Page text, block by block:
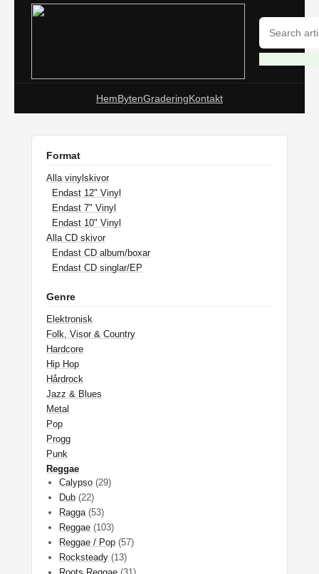
HemBytenGraderingKontakt
Format
Alla vinylskivor
Endast 12" Vinyl
Endast 7" Vinyl
Endast 10" Vinyl
Alla CD skivor
Endast CD album/boxar
Endast CD singlar/EP
Genre
Elektronisk
Folk, Visor & Country
Hardcore
Hip Hop
Hårdrock
Jazz & Blues
Metal
Pop
Progg
Punk
Reggae
Calypso (29)
Dub (22)
Ragga(53)
Reggae (103)
Reggae / Pop (57)
Rocksteady (13)